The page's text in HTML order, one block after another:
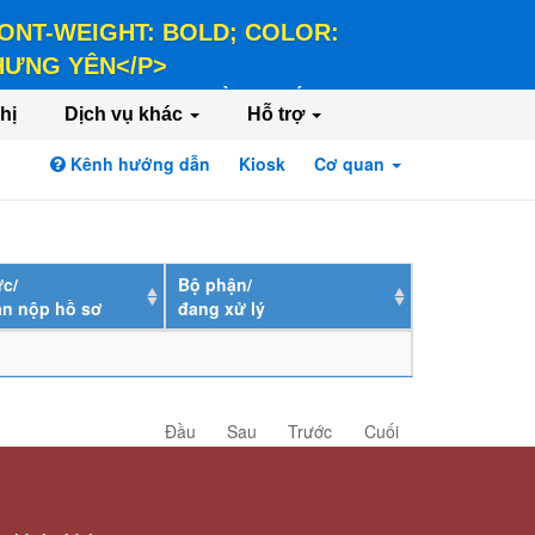
WEIGHT: BOLD; COLOR:
YÊN</P>
COLOR: #FFEE58;">HÀNH CHÍNH PHỤC
Dịch vụ khác Hỗ trợ
Kênh hướng dẫn Kiosk Cơ quan
nộp hồ sơ
Bộ phận/
đang xử lý
Đầu Sau Trước Cuối